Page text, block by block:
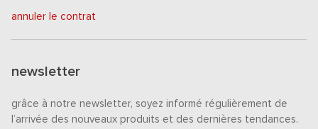
annuler le contrat
newsletter
grâce à notre newsletter, soyez informé régulièrement de
l’arrivée des nouveaux produits et des dernières tendances.